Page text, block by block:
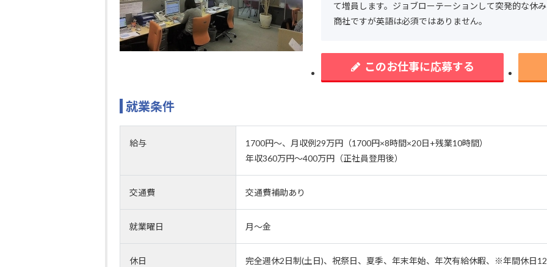
て増員します。ジョブローテーションして突発的な休
商社ですが英語は必須ではありません。
このお仕事に応募する
就業条件
給与
1700円～、月収例29万円（1700円×8時間×20日+残業10時間）
年収360万円～400万円（正社員登用後）
交通費 交通費補助あり
就業曜日 月～金
休日 完全週休2日制(土日)、祝祭日、夏季、年末年始、年次有給休暇、※年間休日